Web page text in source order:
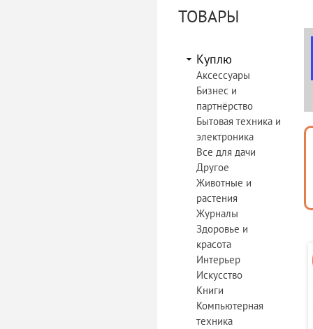
ТОВАРЫ
Куплю
Аксессуары
Бизнес и
партнёрство
Бытовая техника и
электроника
Все для дачи
Другое
Животные и
растения
Журналы
Здоровье и
красота
Интерьер
Искусство
Книги
Компьютерная
техника